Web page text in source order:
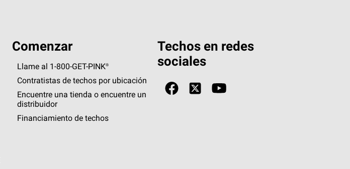
Comenzar
Llame al 1-800-GET -PINK®
Contratistas de techos por ubicación
Encuentre una tienda o encuentre un
distribuidor
Financiamiento de techos
Techos en redes
sociales